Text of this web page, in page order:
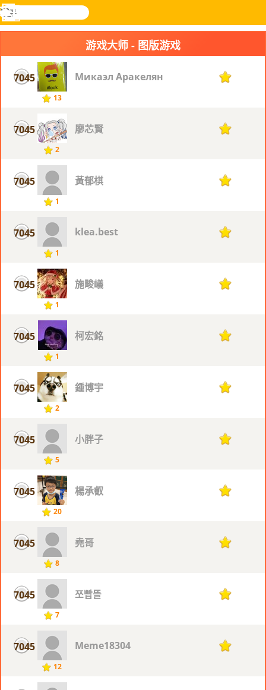
乐和游
搜
寻
登入
功
游戏大师 - 图版游戏
7045
13
Микаэл Аракелян 1
7045
2
廖芯賢 1
7045
1
黃郁棋 1
7045
1
klea.best 1
7045
1
施畯嶬 1
7045
1
柯宏銘 1
7045
2
鍾博宇 1
7045
5
小胖子 1
7045
20
楊承叡 1
7045
8
堯哥 1
7045
7
쪼빱뜰 1
7045
12
Meme18304 1